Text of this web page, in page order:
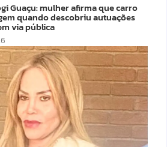
Guaçu: mulher afirma que carro
quando descobriu autuações
via pública